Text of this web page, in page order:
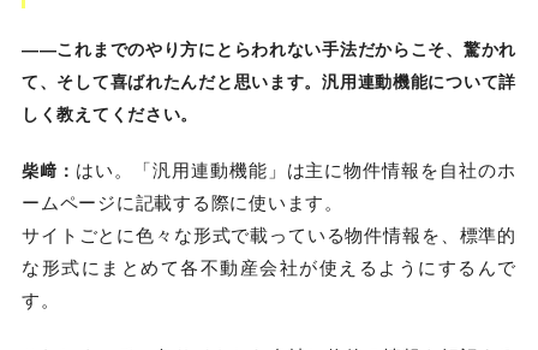
――これまでのやり方にとらわれない手法だからこそ、驚かれ
て、そして喜ばれたんだと思います。汎用連動機能について詳
しく教えてください。
柴﨑： はい。「汎用連動機能」は主に物件情報を自社のホ
ームページに記載する際に使います。
サイトごとに色々な形式で載っている物件情報を、標準的
な形式にまとめて各不動産会社が使えるようにするんで
す。